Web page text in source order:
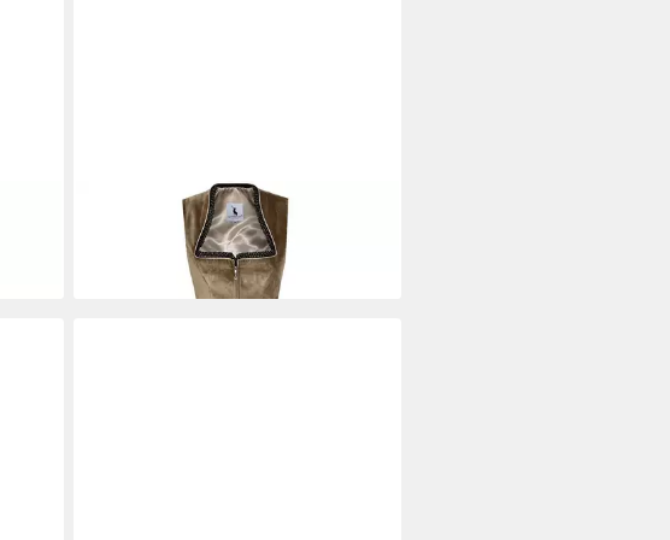
ALPENMÄRCHENDirndl Langes
Dirndl Adele in braun - ALM1030